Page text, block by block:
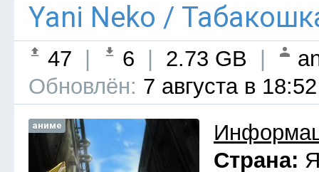
Yani Neko /
47 6 2.73 GB
Обновлён: 7 августа в 18:52
аниме
Страна: